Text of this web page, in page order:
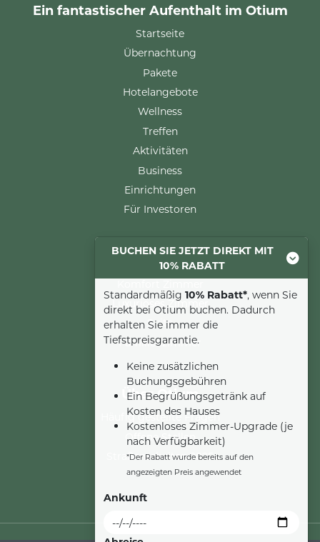
BUCHEN SIE JETZT DIREKT MIT
10% RABATT
Standardmäßig 10% Rabatt*, wenn Sie
direkt bei Otium buchen. Dadurch
erhalten Sie immer die
Tiefstpreisgarantie.
Keine zusätzlichen
Buchungsgebühren
Ein Begrüßungsgetränk auf
Kosten des Hauses
Kostenloses Zimmer-Upgrade (je
nach Verfügbarkeit)
*Der Rabatt wurde bereits auf den
angezeigten Preis angewendet
Ankunft
Ein fantastischer Aufenthalt im Otium
Startseite
Übernachtung
Pakete
Hotelangebote
Wellness
Treffen
Aktivitäten
Business
Einrichtungen
Für Investoren
Übernachtung
Luxuriöses Zimmer
Suite
Familienzimmer
Über Otium
Häufig gestellte Fragen
Offene Stellen
Straßenarbeiten 2025